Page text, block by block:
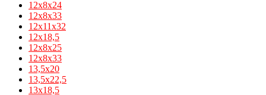
12x8x24
12x8x33
12х11х32
12х18,5
12х8х25
12х8х33
13,5х20
13,5х22,5
13х18,5